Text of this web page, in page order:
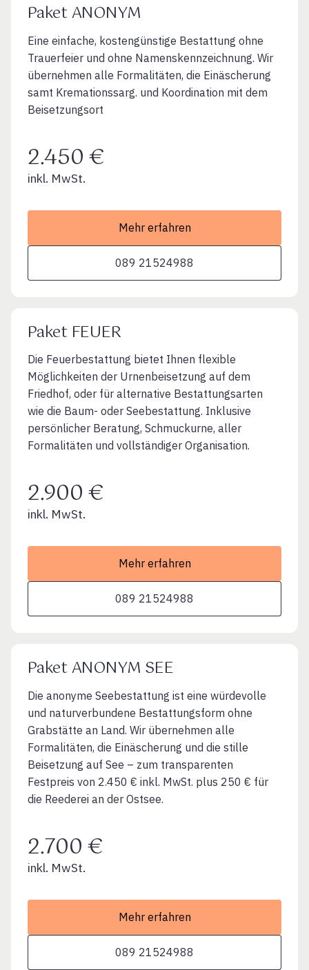
Paket ANONYM
Eine einfache, kostengünstige Bestattung ohne
Trauerfeier und ohne Namenskennzeichnung. Wir
übernehmen alle Formalitäten, die Einäscherung
samt Kremationssarg. und Koordination mit dem
Beisetzungsort
2.450 €
inkl. MwSt.
Mehr erfahren
089 21524988
Paket FEUER
Die Feuerbestattung bietet Ihnen flexible
Möglichkeiten der Urnenbeisetzung auf dem
Friedhof, oder für alternative Bestattungsarten
wie die Baum- oder Seebestattung. Inklusive
persönlicher Beratung, Schmuckurne, aller
Formalitäten und vollständiger Organisation.
2.900 €
inkl. MwSt.
Mehr erfahren
089 21524988
Paket ANONYM SEE
Die anonyme Seebestattung ist eine würdevolle
und naturverbundene Bestattungsform ohne
Grabstätte an Land. Wir übernehmen alle
Formalitäten, die Einäscherung und die stille
Beisetzung auf See – zum transparenten
Festpreis von 2.450 € inkl. MwSt. plus 250 € für
die Reederei an der Ostsee.
2.700 €
inkl. MwSt.
Mehr erfahren
089 21524988